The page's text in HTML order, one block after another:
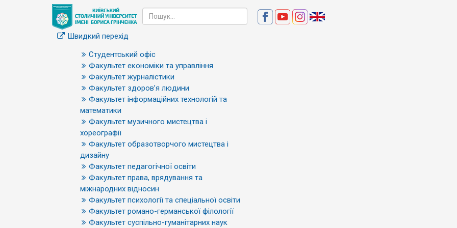
Швидкий перехід
Студентський офіс
Факультет економіки та управління
Факультет журналістики
Факультет здоров’я людини
Факультет інформаційних технологій та
математики
Факультет музичного мистецтва і
хореографії
Факультет образотворчого мистецтва і
дизайну
Факультет педагогічної освіти
Факультет права, врядування та
міжнародних відносин
Факультет психології та спеціальної освіти
Факультет романо-германської філології
Факультет суспільно-гуманітарних наук